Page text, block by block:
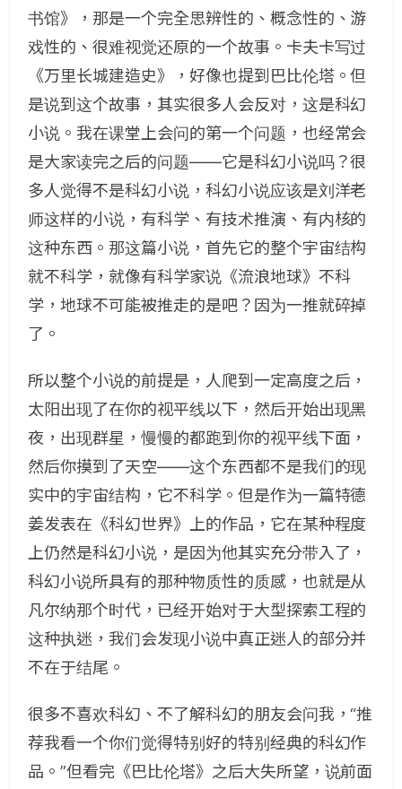
书馆》，那是一个完全思辨性的、概念性的、游
戏性的、很难视觉还原的一个故事。卡夫卡写过
《万里长城建造史》，好像也提到巴比伦塔。但
是说到这个故事，其实很多人会反对，这是科幻
小说。我在课堂上会问的第一个问题，也经常会
是大家读完之后的问题——它是科幻小说吗？很
多人觉得不是科幻小说，科幻小说应该是刘洋老
师这样的小说，有科学、有技术推演、有内核的
这种东西。那这篇小说，首先它的整个宇宙结构
就不科学，就像有科学家说《流浪地球》不科
学，地球不可能被推走的是吧？因为一推就碎掉
了。
所以整个小说的前提是，人爬到一定高度之后，
太阳出现了在你的视平线以下，然后开始出现黑
夜，出现群星，慢慢的都跑到你的视平线下面，
然后你摸到了天空——这个东西都不是我们的现
实中的宇宙结构，它不科学。但是作为一篇特德
姜发表在《科幻世界》上的作品，它在某种程度
上仍然是科幻小说，是因为他其实充分带入了，
科幻小说所具有的那种物质性的质感，也就是从
凡尔纳那个时代，已经开始对于大型探索工程的
这种执迷，我们会发现小说中真正迷人的部分并
不在于结尾。
很多不喜欢科幻、不了解科幻的朋友会问我，“推
荐我看一个你们觉得特别好的特别经典的科幻作
品。”但看完《巴比伦塔》之后大失所望，说前面